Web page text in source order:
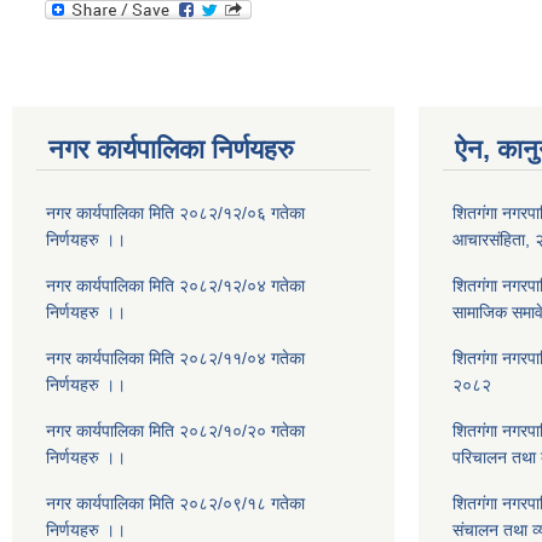
नगर कार्यपालिका निर्णयहरु
नगर कार्यपालिका मिति २०८२/१२/०६ गतेका
निर्णयहरु ।।
नगर कार्यपालिका मिति २०८२/१२/०४ गतेका
निर्णयहरु ।।
नगर कार्यपालिका मिति २०८२/११/०४ गतेका
निर्णयहरु ।।
नगर कार्यपालिका मिति २०८२/१०/२० गतेका
निर्णयहरु ।।
नगर कार्यपालिका मिति २०८२/०९/१८ गतेका
निर्णयहरु ।।
ऐन,
शितगंगा
आचारसंहिता,
शितगंगा
सामाजिक
शितगंगा
२०८२
शितगंगा
परिचालन तथा
शितगंगा
संचालन तथा